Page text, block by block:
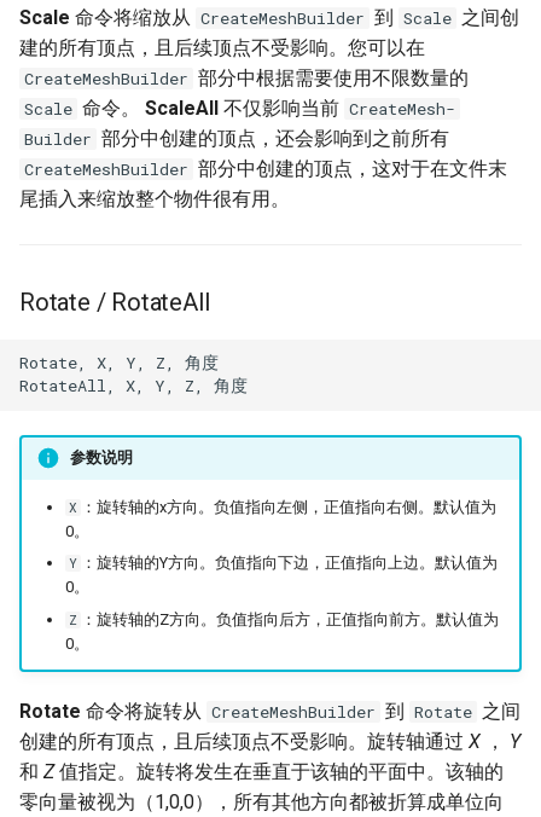
Scale 命令将缩放从 CreateMeshBuilder 到 Scale 之间创
建的所有顶点，且后续顶点不受影响。您可以在
CreateMeshBuilder 部分中根据需要使用不限数量的
Scale 命令。 ScaleAll 不仅影响当前 CreateMesh-
Builder 部分中创建的顶点，还会影响到之前所有
CreateMeshBuilder 部分中创建的顶点，这对于在文件末
尾插入来缩放整个物件很有用。
Rotate / RotateAll
Rotate, X, Y, Z, 角度
参数说明
X
：旋转轴的x方向。负值指向左侧，正值指向右侧。默认值为
0。
Y ：旋转轴的Y方向。负值指向下边，正值指向上边。默认值为
0。
Z
：旋转轴的Z方向。负值指向后方，正值指向前方。默认值为
0。
Rotate 命令将旋转从 CreateMeshBuilder 到 Rotate 之间
创建的所有顶点，且后续顶点不受影响。旋转轴通过 X ， Y
和 Z值指定。旋转将发生在垂直于该轴的平面中。该轴的
零向量被视为（1,0,0），所有其他方向都被折算成单位向